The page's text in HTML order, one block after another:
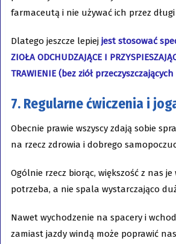
farmaceutą i nie używać ich przez długi
Dlatego jeszcze lepiej jest stosować
ZIOŁA ODCHUDZAJĄCE I
TRAWIENIE (bez ziół przeczyszczających
7. Regularne ćwiczenia i
Obecnie prawie wszyscy zdają sobie
na rzecz zdrowia i dobrego
Ogólnie rzecz biorąc, większość z nas je
potrzeba, a nie spala wystarczająco
Nawet wychodzenie na spacery i
zamiast jazdy windą może poprawić